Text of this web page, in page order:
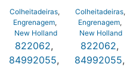
Colheitadeiras,
Engrenagem,
New Holland
822062,
84992055,
Colheitadeiras,
Engrenagem,
New Holland
822062,
84992055,